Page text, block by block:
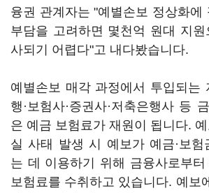
융권 관계자는 "예별손보 정상화에
부담을 고려하면 몇천억 원대 지
사되기 어렵다"고 내다봤습니다.
예별손보 매각 과정에서 투입되는
행·보험사·증권사·저축은행사 등
은 예금 보험료가 재원이 됩니다.
실 사태 발생 시 예보가 예금·보
는 데 이용하기 위해 금융사로부
보험료를 수취하고 있습니다. 예보